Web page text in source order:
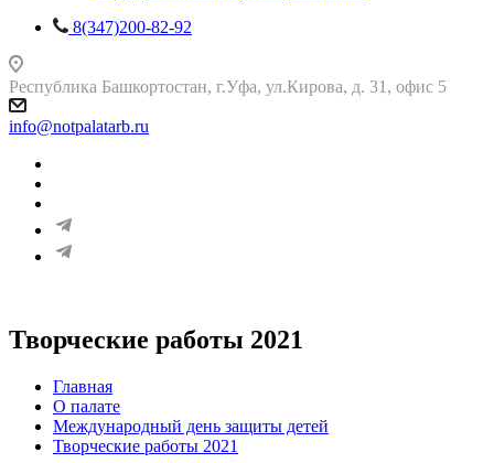
8(347)200-82-92
Республика Башкортостан, г.Уфа, ул.Кирова, д. 31, офис 5
info@notpalatarb.ru
Творческие работы 2021
Главная
О палате
Международный день защиты детей
Творческие работы 2021